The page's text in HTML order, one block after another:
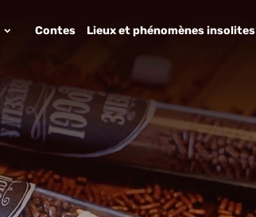
Contes Lieux et phénomènes insolites